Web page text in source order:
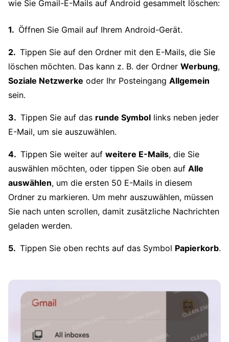
wie Sie Gmail-E-Mails auf Android gesammelt löschen:
Öffnen Sie Gmail auf Ihrem Android-Gerät.
Tippen Sie auf den Ordner mit den E-Mails, die Sie
löschen möchten. Das kann z. B. der Ordner Werbung,
Soziale Netzwerke oder Ihr Posteingang Allgemein
sein.
Tippen Sie auf das runde Symbol links neben jeder
E-Mail, um sie auszuwählen.
Tippen Sie weiter auf weitere E-Mails, die Sie
auswählen möchten, oder tippen Sie oben auf Alle
auswählen, um die ersten 50 E-Mails in diesem
Ordner zu markieren. Um mehr auszuwählen, müssen
Sie nach unten scrollen, damit zusätzliche Nachrichten
geladen werden.
Tippen Sie oben rechts auf das Symbol Papierkorb.